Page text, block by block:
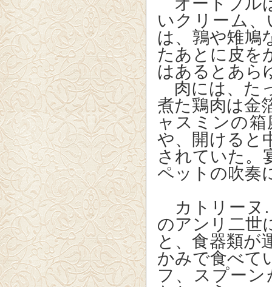
いクリーム
は、鶉や雉鳩
たあとに皮を
はあるとあら
肉には、た
煮た鶏肉は金
ャスミンの
や、開けると
されていた。
ペットの吹奏
カトリーヌ.
のアンリ二世
と、食器類が
かみで食べて
フ、スプー